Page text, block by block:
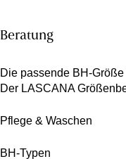
Beratung
Die passende BH-Größe
Der LASCANA
Pflege & Waschen
BH-Typen